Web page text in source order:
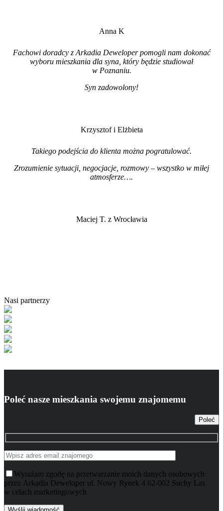
Anna K
Fachowi doradcy z Arkadia Deweloper pomogli nam dokonać
wyboru mieszkania dla syna, który będzie studiował
w Poznaniu.
Syn zadowolony!
Krzysztof i Elżbieta
Takiego podejścia do klienta można pogratulować.
Zrozumienie sytuacji, negocjacje, rozmowy – wszystko w miłej
atmosferze….
Maciej T. z Wrocławia
Nasi partnerzy
Poleć nasze mieszkania swojemu znajomemu
Poleć
Wyrażam zgodę na przetwarzanie moich danych osobowych
przez Arkadia Deweloper ul. Nowy Rynek 4 62-002 Suchy Las
w celach marketingowych